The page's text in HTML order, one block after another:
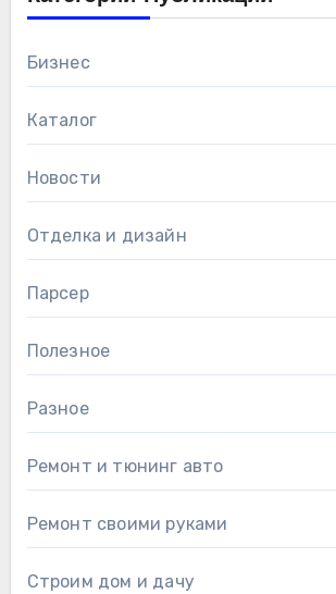
Бизнес
Каталог
Новости
Отделка и дизайн
Парсер
Полезное
Разное
Ремонт и тюнинг авто
Ремонт своими руками
Строим дом и дачу